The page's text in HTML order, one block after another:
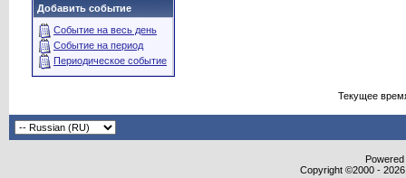
Добавить событие
Событие на весь день
Событие на период
Периодическое событие
Текущее
Copyright ©2000 -